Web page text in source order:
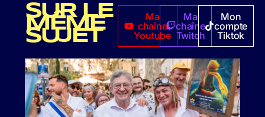
SUR LE
MÊME
SUJET
Ma
chaîne
Youtube
Ma
chaîne
Twitch
Mon
compte
Tiktok